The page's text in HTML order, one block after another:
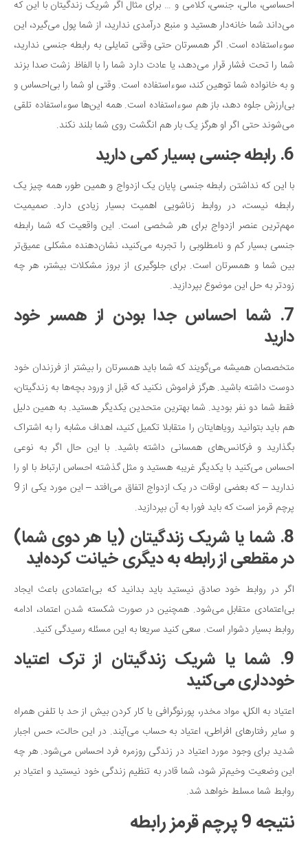
احساسی، مالی، جنسی، کلامی و … برای مثال اگر شریک زندگیتان با این که
می‌داند شما خانه‌دار هستید و منبع درآمدی ندارید، از شما پول می‌گیرد، این
سوءاستفاده است. اگر همسرتان حتی وقتی تمایلی به رابطه جنسی ندارید،
شما را تحت فشار قرار می‌دهد، یا عادت دارد شما را با الفاظ زشت صدا بزند
و به خانواده شما توهین کند، سوءاستفاده است. وقتی او شما را بی‌احساس و
بی‌ارزش جلوه دهد، باز هم سوءاستفاده است. همه این‌ها سوءاستفاده تلقی
می‌شوند حتی اگر او هرگز یک بار هم انگشت روی شما بلند نکند.
6. رابطه جنسی بسیار کمی دارید
با این که نداشتن رابطه جنسی پایان یک ازدواج و همین طور، همه چیز یک
رابطه نیست، در روابط زناشویی اهمیت بسیار زیادی دارد. صمیمیت
مهم‌ترین عنصر ازدواج برای هر شخصی است. این واقعیت که شما رابطه
جنسی بسیار کم و نامطلوبی را تجربه می‌کنید، نشان‌دهنده مشکلی عمیق‌تر
بین شما و همسرتان است. برای جلوگیری از بروز مشکلات بیشتر، هر چه
زودتر به حل این موضوع بپردازید.
7. شما احساس جدا بودن از همسر خود
دارید
متخصصان همیشه می‌گویند که شما باید همسرتان را بیشتر از فرزندان خود
دوست داشته باشید. هرگز فراموش نکنید که قبل از ورود بچه‌ها به زندگیتان،
فقط شما دو نفر بودید. شما بهترین متحدین یکدیگر هستید. به همین دلیل
هم باید بتوانید رویاهایتان را متقابلا تکمیل کنید، اهداف مشابه را به اشتراک
بگذارید و فرکانس‌های همسانی داشته باشید. با این حال اگر به نوعی
احساس می‌کنید با یکدیگر غریبه هستید و مثل گذشته احساس ارتباط با او را
ندارید – که بعضی اوقات در یک ازدواج اتفاق می‌افتد – این مورد یکی از 9
پرچم قرمز است که باید فورا به آن بپردازید.
8. شما یا شریک زندگیتان (یا هر دوی شما)
در مقطعی از رابطه به دیگری خیانت کرده‌اید
اگر در روابط خود صادق نیستید باید بدانید که بی‌اعتمادی باعث ایجاد
بی‌اعتمادی متقابل می‌شود. همچنین در صورت شکسته شدن اعتماد، ادامه
روابط بسیار دشوار است. سعی کنید سریعا به این مسئله رسیدگی کنید.
9. شما یا شریک زندگیتان از ترک اعتیاد
خودداری می‌کنید
اعتیاد به الکل، مواد مخدر، پورنوگرافی یا کار کردن بیش از حد با تلفن همراه
و سایر رفتارهای افراطی، اعتیاد به حساب می‌آیند. در این حالت، حس اجبار
شدید برای وجود مورد اعتیاد در زندگی روزمره فرد احساس می‌شود. هر چه
این وضعیت وخیم‌تر شود، شما قادر به تنظیم زندگی خود نیستید و اعتیاد بر
روابط شما مسلط خواهد شد.
نتیجه 9 پرچم قرمز رابطه